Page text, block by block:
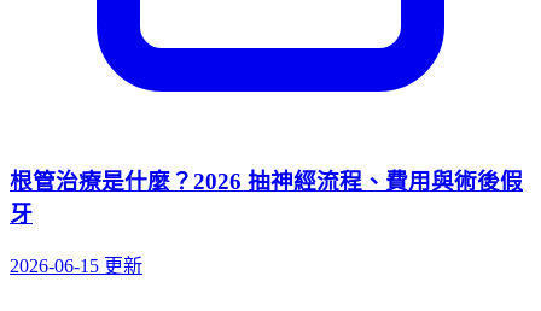
根管治療是什麼？2026 抽神經流程、費用與術後假
牙
2026-06-15 更新